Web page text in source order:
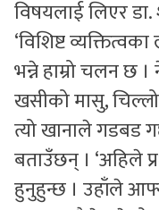
विषयलाई लिएर डा.
‘विशिष्ट
भन्ने हाम्रो चलन छ ।
खसीको मासु,
त्यो खानाले गडबड
बताउँछन् । ‘अहिले
हुनुहुन्छ । उहाँले